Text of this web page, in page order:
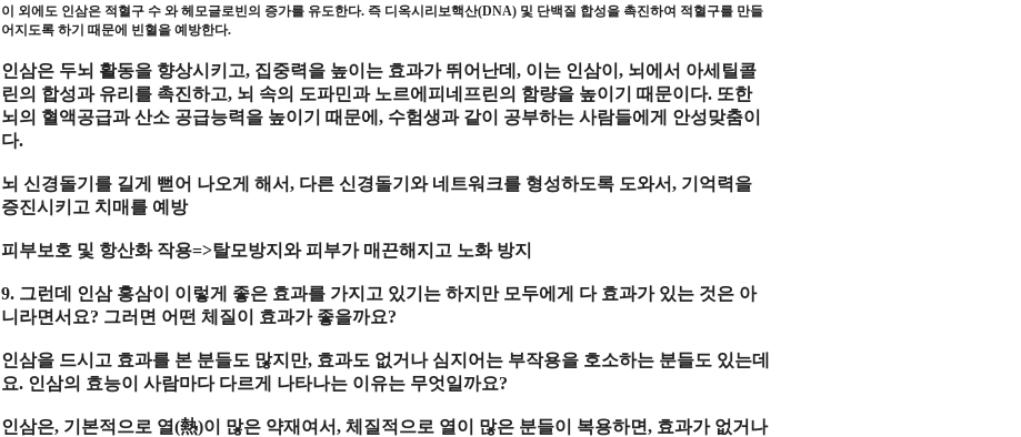
이 외에도 인삼은 적혈구 수 와헤모글로빈의 증가를 유도한다. 즉 디옥시리보핵산(DNA) 및 단백질 합성을 촉진하여 적혈구를 만들
어지도록 하기 때문에
빈혈을 예방한다.
인삼은 두뇌 활동을 향상시키고, 집중력 을 높이는 효과가 뛰어난데 , 이는 인삼이 , 뇌 에서 아세틸콜
린의 합성과 유리 를 촉진하고, 뇌 속의 도파민과 노르에피네프린의 함량을 높이기 때문이다. 또한
뇌 의 혈액공급과산소 공급능력 을 높이기 때문에 , 수험생과 같이 공부하는 사람들에게 안성맞춤이
다.
뇌 신경돌기 를 길게 뻗어 나오게 해서, 다른 신경돌기 와 네트워크를 형성하도록 도와서, 기억력 을
증진시키고 치매 를 예방
피부보호 및 항산화 작용=>탈모방지 와피부가 매끈해지고 노화 방지
9. 그런데 인삼 홍삼이 이렇게 좋은 효과를 가지고 있기는 하지만 모두에게 다 효과가 있는 것은 아
니라면서요? 그러면 어떤 체질이 효과가 좋을까요?
인삼을 드시고 효과를 본 분들도 많지만, 효과도 없거나 심지어는 부작용을 호소하는 분들도 있는데
요. 인삼의 효능이 사람마다 다르게 나타나는 이유는 무엇일까요?
인삼은, 기본적 으로 열(熱)이 많은 약재 여서, 체질적 으로 열 이 많은 분들이 복용하면, 효과가 없거나